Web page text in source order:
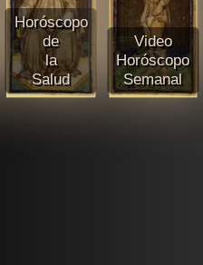
Horóscopo
de
la
Salud
Video
Horóscopo
Semanal